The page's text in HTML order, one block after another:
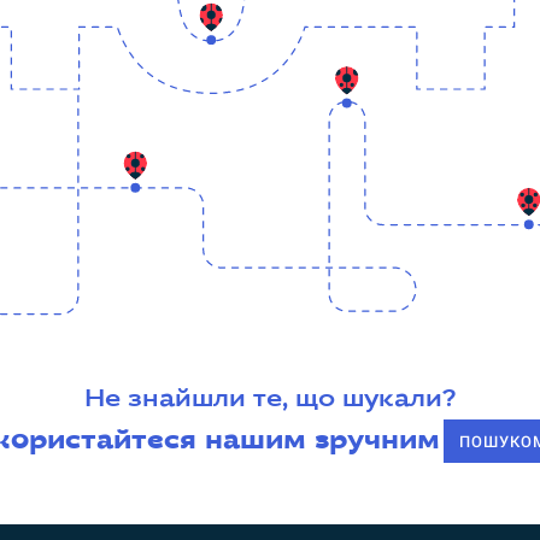
Не знайшли те, що шукали?
нашим зручним